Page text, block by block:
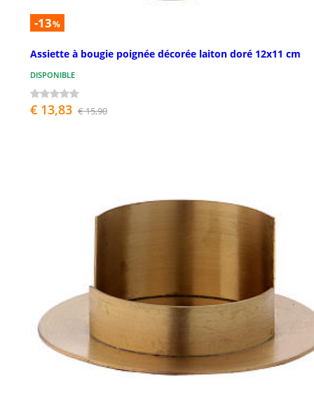
-13%
Assiette à bougie poignée décorée laiton doré 12x11 cm
DISPONIBLE
€ 13,83 € 15,90